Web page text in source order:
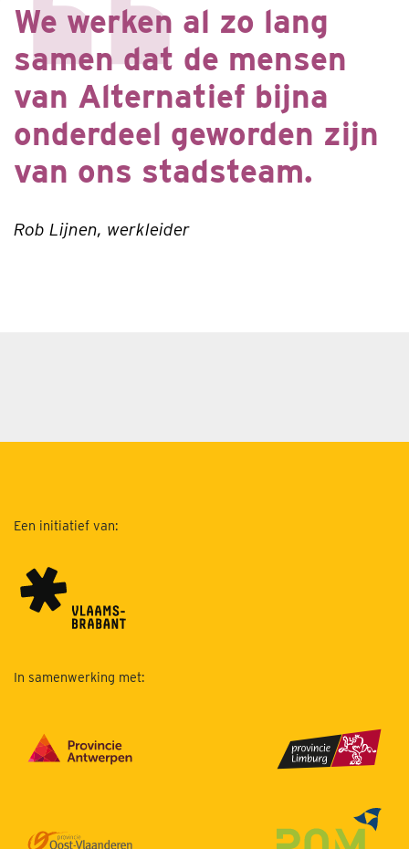
We werken al zo lang
samen dat de mensen
van Alternatief bijna
onderdeel geworden zijn
van ons stadsteam.
Rob Lijnen, werkleider
Een initiatief van:
In samenwerking met: